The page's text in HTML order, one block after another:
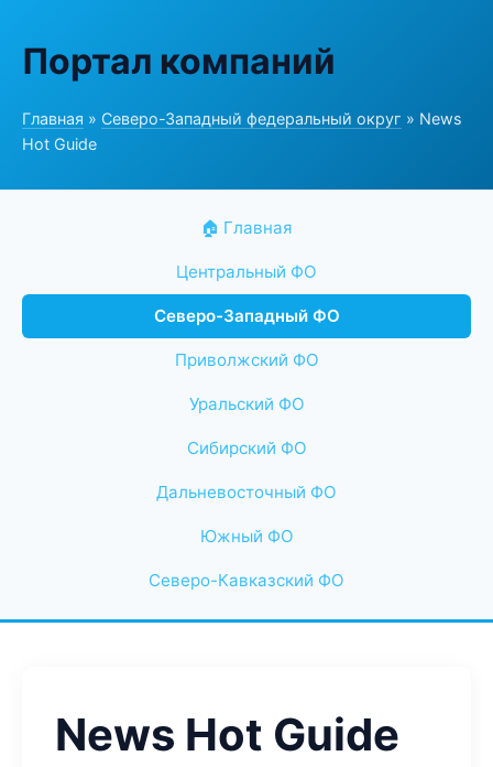
Портал компаний
Главная » Северо-Западный федеральный округ » News
Hot Guide
🏠 Главная
Центральный ФО
Северо-Западный ФО
Приволжский ФО
Уральский ФО
Сибирский ФО
Дальневосточный ФО
Южный ФО
Северо-Кавказский ФО
News Hot Guide